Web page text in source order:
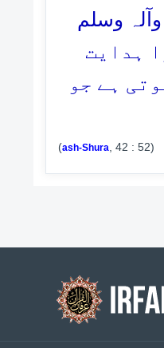
وسلم
ہدایت
ہے جو
(ash-Shura , 42 : 52)